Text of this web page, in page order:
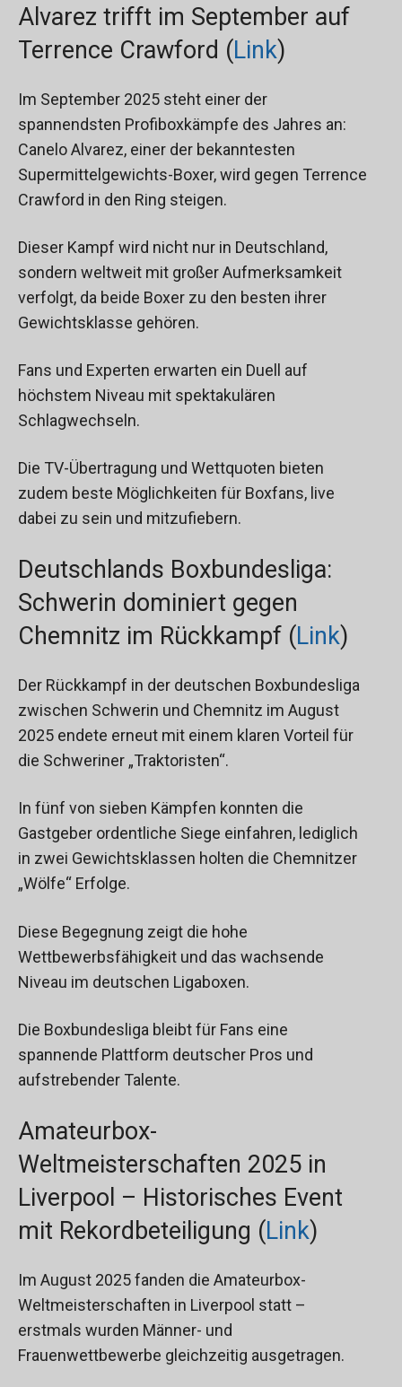
Alvarez trifft im September auf
Terrence Crawford (Link)
Im September 2025 steht einer der
spannendsten Profiboxkämpfe des Jahres an:
Canelo Alvarez, einer der bekanntesten
Supermittelgewichts-Boxer, wird gegen Terrence
Crawford in den Ring steigen.
Dieser Kampf wird nicht nur in Deutschland,
sondern weltweit mit großer Aufmerksamkeit
verfolgt, da beide Boxer zu den besten ihrer
Gewichtsklasse gehören.
Fans und Experten erwarten ein Duell auf
höchstem Niveau mit spektakulären
Schlagwechseln.
Die TV-Übertragung und Wettquoten bieten
zudem beste Möglichkeiten für Boxfans, live
dabei zu sein und mitzufiebern.
Deutschlands Boxbundesliga:
Schwerin dominiert gegen
Chemnitz im Rückkampf (Link)
Der Rückkampf in der deutschen Boxbundesliga
zwischen Schwerin und Chemnitz im August
2025 endete erneut mit einem klaren Vorteil für
die Schweriner „Traktoristen“.
In fünf von sieben Kämpfen konnten die
Gastgeber ordentliche Siege einfahren, lediglich
in zwei Gewichtsklassen holten die Chemnitzer
„Wölfe“ Erfolge.
Diese Begegnung zeigt die hohe
Wettbewerbsfähigkeit und das wachsende
Niveau im deutschen Ligaboxen.
Die Boxbundesliga bleibt für Fans eine
spannende Plattform deutscher Pros und
aufstrebender Talente.
Amateurbox-
Weltmeisterschaften 2025 in
Liverpool – Historisches Event
mit Rekordbeteiligung (Link)
Im August 2025 fanden die Amateurbox-
Weltmeisterschaften in Liverpool statt –
erstmals wurden Männer- und
Frauenwettbewerbe gleichzeitig ausgetragen.